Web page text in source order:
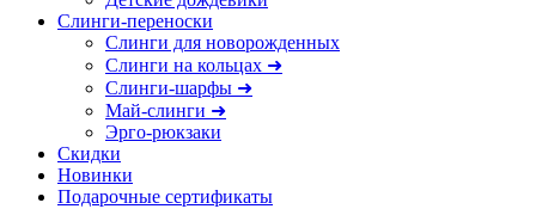
Слинги-переноски
Слинги для новорожденных
Слинги на кольцах ➜
Слинги-шарфы ➜
Май-слинги ➜
Эрго-рюкзаки
Скидки
Новинки
Подарочные сертификаты